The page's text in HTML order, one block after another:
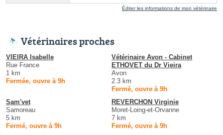
Éditer les informations de mon vétérinaire
Vétérinaires proches
VIEIRA Isabelle
Rue France
1 km
Fermée, ouvre à 9h
Vétérinaire Avon - Cabinet
ETHOVET du Dr Vieira
Avon
2.3 km
Fermé, ouvre à 9h
Sam'vet
Samoreau
5 km
Fermé, ouvre à 9h
REVERCHON Virginie
Moret-Loing-et-Orvanne
7 km
Fermé, ouvre à 9h